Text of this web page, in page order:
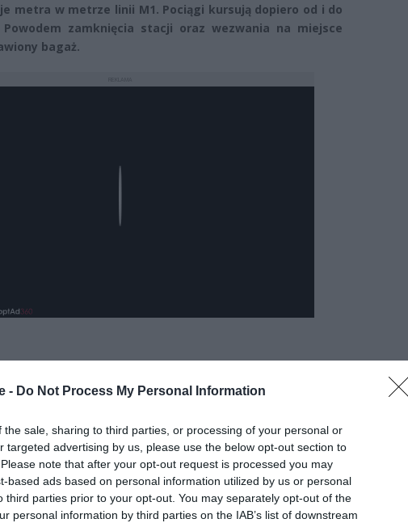
- Do Not Process My Personal Information
the sale, sharing to third parties, or processing of your personal or
targeted advertising by us, please use the below opt-out section to
note that after your opt-out request is processed you may
based ads based on personal information utilized by us or personal
third parties prior to your opt-out. You may separately opt-out of the
personal information by third parties on the IAB’s list of downstream
metra w metrze linii M1. Pociągi kursują dopiero od i do
Powodem zamknięcia stacji oraz wezwania na miejsce
bagaż.
źródeł w Google